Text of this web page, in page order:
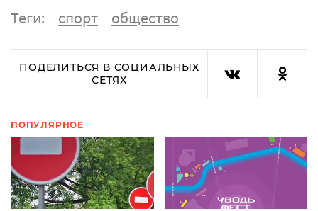
Теги: спорт общество
ПОДЕЛИТЬСЯ В СОЦИАЛЬНЫХ
СЕТЯХ
ПОПУЛЯРНОЕ